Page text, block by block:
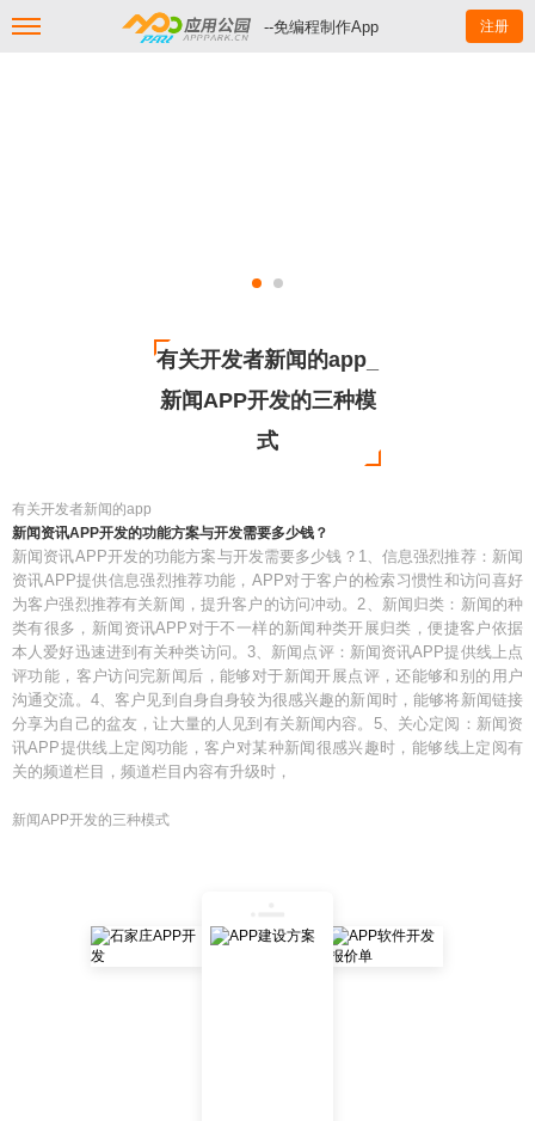
--免编程制作App 注册
有关开发者新闻的app_
新闻APP开发的三种模
式
有关开发者新闻的app
新闻资讯APP开发的功能方案与开发需要多少钱？
新闻资讯APP开发的功能方案与开发需要多少钱？1、信息强烈推荐：新闻
资讯APP提供信息强烈推荐功能，APP对于客户的检索习惯性和访问喜好
为客户强烈推荐有关新闻，提升客户的访问冲动。2、新闻归类：新闻的种
类有很多，新闻资讯APP对于不一样的新闻种类开展归类，便捷客户依据
本人爱好迅速进到有关种类访问。3、新闻点评：新闻资讯APP提供线上点
评功能，客户访问完新闻后，能够对于新闻开展点评，还能够和别的用户
沟通交流。4、客户见到自身自身较为很感兴趣的新闻时，能够将新闻链接
分享为自己的盆友，让大量的人见到有关新闻内容。5、关心定阅：新闻资
讯APP提供线上定阅功能，客户对某种新闻很感兴趣时，能够线上定阅有
关的频道栏目，频道栏目内容有升级时，
新闻APP开发的三种模式